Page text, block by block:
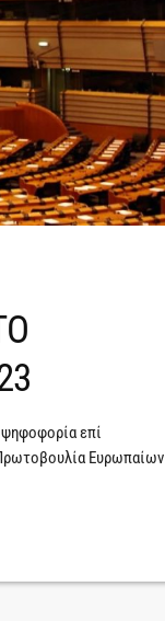
ψηφοφορία επί
Ευρωπαίων